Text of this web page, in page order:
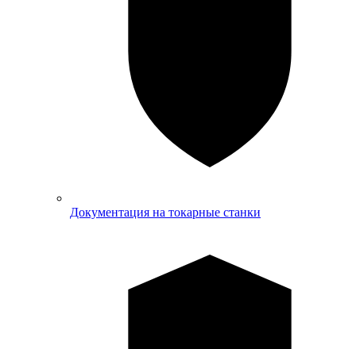
Документация на токарные станки